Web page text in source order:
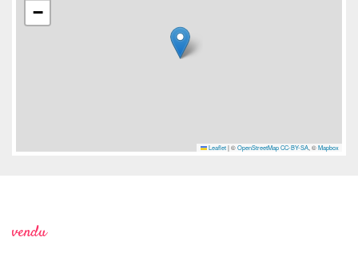
−
Leaflet |©OpenStreetMap CC-BY-SA, ©Mapbox
vendu